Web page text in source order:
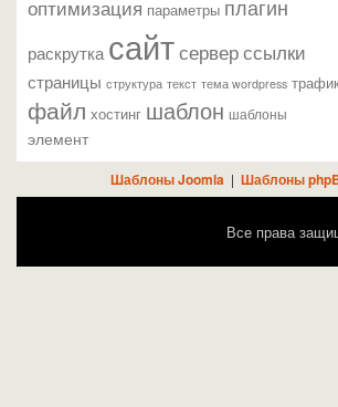
оптимизация параметры плагин
раскрутка сайтсерверссылки
страницы структура текст тема wordpress
файл хостинг шаблон шаблоны
элемент
Шаблоны Joomla | Шаблоны
Все права